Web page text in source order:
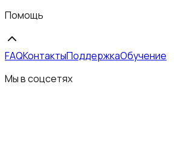
Помощь
FAQКонтактыПоддержкаОбучение
Мы в соцсетях